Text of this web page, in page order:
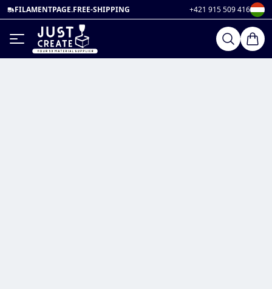
FILAMENTPAGE.FREE-SHIPPING +421 915 509 416